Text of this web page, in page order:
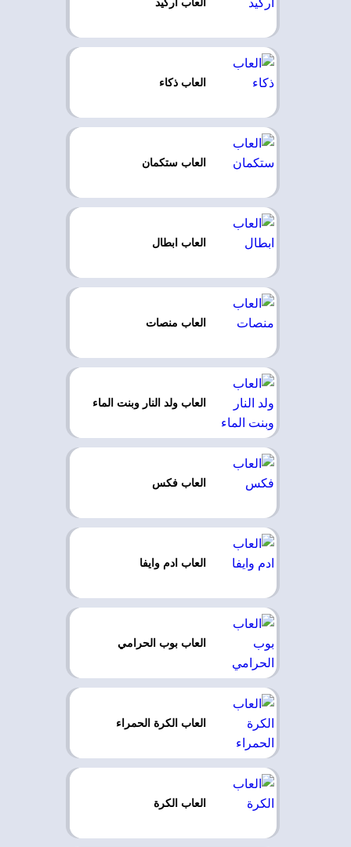
العاب ذكاء
العاب ستكمان
العاب ابطال
العاب منصات
العاب ولد النار وبنت الماء
العاب فكس
العاب ادم وايفا
العاب بوب الحرامي
العاب الكرة الحمراء
العاب الكرة